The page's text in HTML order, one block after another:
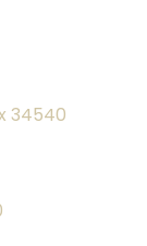
34540